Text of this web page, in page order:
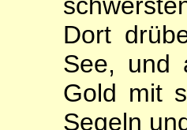
Dort
See, und
Gold mit
Segeln